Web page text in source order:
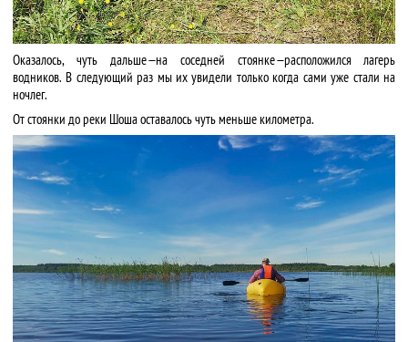
Оказалось, чуть дальше — на соседней стоянке — расположился лагерь
водников. В следующий раз мы их увидели только когда сами уже стали на
ночлег.
От стоянки до реки Шоша оставалось чуть меньше километра.